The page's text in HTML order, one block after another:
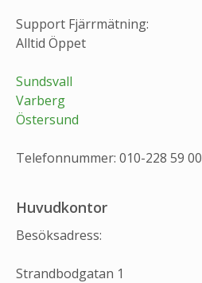
Support Fjärrmätning:
Alltid Öppet
Sundsvall
Varberg
Östersund
Telefonnummer: 010-228 59 00
Huvudkontor
Besöksadress:
Strandbodgatan 1